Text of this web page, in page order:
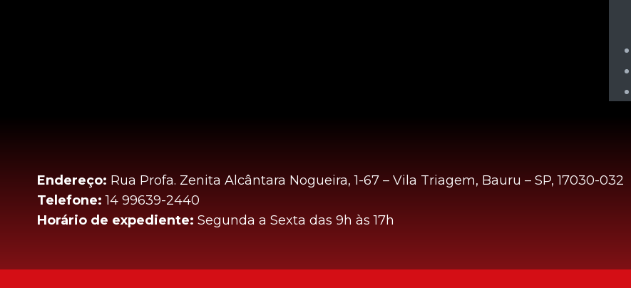
Endereço: Rua Profa. Zenita Alcântara Nogueira, 1-67 – Vila Triagem, Bauru – SP, 17030-032
Telefone: 14 99639-2440
Horário de expediente: Segunda a Sexta das 9h às 17h